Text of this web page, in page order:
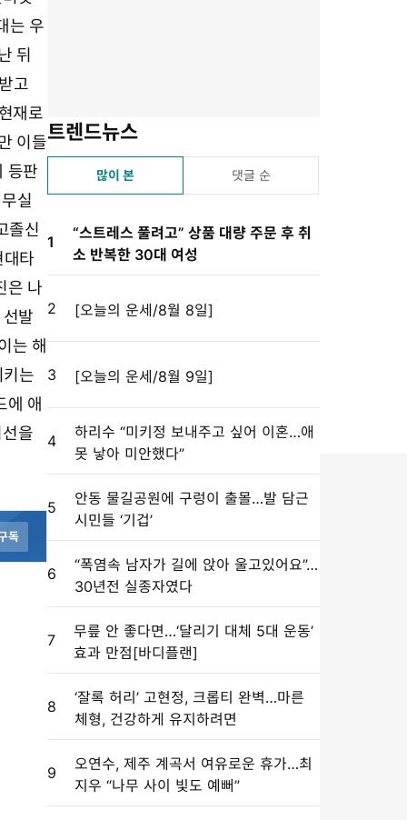
기
는 우
뒤
고
재로
이들
등판
실
졸신
타
은 나
발
는 해
는
에 애
을
독
트렌드뉴스
많이 본 댓글 순
1
“스트레스 풀려고” 상품 대량 주문 후 취
소 반복한 30대 여성
2 [오늘의 운세/8월 8일]
3 [오늘의 운세/8월 9일]
4
하리수 “미키정 보내주고 싶어 이혼…애
못 낳아 미안했다”
5
안동 물길공원에 구렁이 출몰…발 담근
시민들 ‘기겁’
6
“폭염속 남자가 길에 앉아 울고있어요”…
30년전 실종자였다
7
무릎 안 좋다면…‘달리기 대체 5대 운동’
효과 만점[바디플랜]
8
‘잘록 허리’ 고현정, 크롭티 완벽…마른
체형, 건강하게 유지하려면
9
오연수, 제주 계곡서 여유로운 휴가…최
지우 “나무 사이 빛도 예뻐”